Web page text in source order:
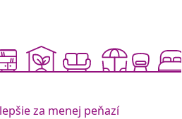
za menej peňazí